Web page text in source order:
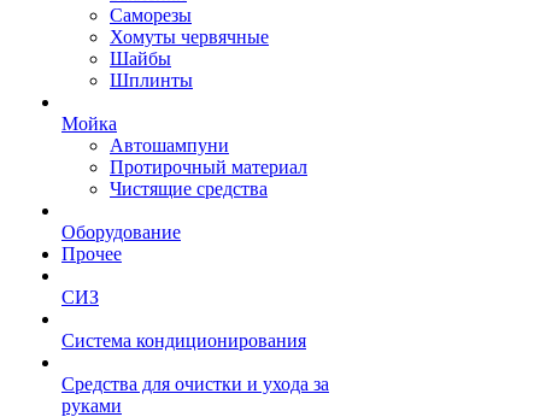
Саморезы
Хомуты червячные
Шайбы
Шплинты
Мойка
Автошампуни
Протирочный материал
Чистящие средства
Оборудование
Прочее
СИЗ
Система кондиционирования
Средства для очистки и ухода за
руками